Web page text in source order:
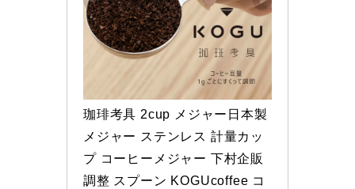
珈琲考具 2cup メジャー日本製
メジャー ステンレス 計量カッ
プ コーヒーメジャー 下村企販
調整 スプーン KOGUcoffee コ
【永久保存版】自家焙煎
コーヒーショップ開業の
準備・やり方まとめ
【完全版】小さなカフェ
開業準備・必要なもの一
覧。未経験でもOK！体験
談あり
コーヒー焙煎のやり方